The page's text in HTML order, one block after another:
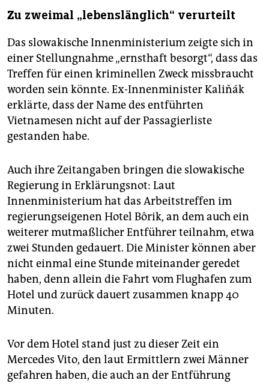
Zu zweimal „lebenslänglich“ verurteilt
Das slowakische Innenministerium zeigte sich in
einer Stellungnahme „ernsthaft besorgt“, dass das
Treffen für einen kriminellen Zweck missbraucht
worden sein könnte. Ex-Innenminister Kaliňák
erklärte, dass der Name des entführten
Vietnamesen nicht auf der Passagierliste
gestanden habe.
Auch ihre Zeitangaben bringen die slowakische
Regierung in Erklärungsnot: Laut
Innenministerium hat das Arbeitstreffen im
regierungseigenen Hotel Bôrik, an dem auch ein
weiterer mutmaßlicher Entführer teilnahm, etwa
zwei Stunden gedauert. Die Minister können aber
nicht einmal eine Stunde miteinander geredet
haben, denn allein die Fahrt vom Flughafen zum
Hotel und zurück dauert zusammen knapp 40
Minuten.
Vor dem Hotel stand just zu dieser Zeit ein
Mercedes Vito, den laut Ermittlern zwei Männer
gefahren haben, die auch an der Entführung